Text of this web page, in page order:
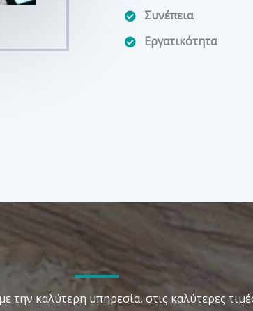
Συνέπεια
Εργατικότητα
την καλύτερη υπηρεσία, στις καλύτερες